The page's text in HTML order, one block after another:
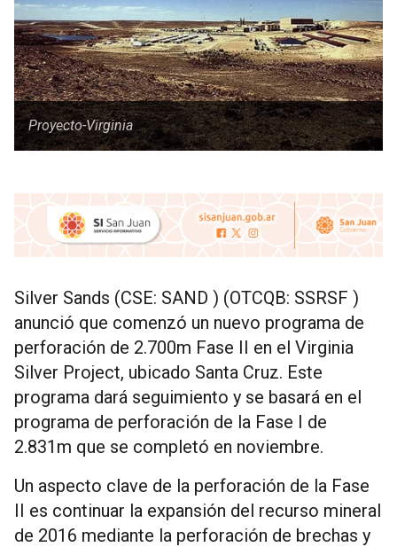
Proyecto-Virginia
Silver Sands (CSE: SAND ) (OTCQB: SSRSF )
anunció que comenzó un nuevo programa de
perforación de 2.700m Fase II en el Virginia
Silver Project, ubicado Santa Cruz. Este
programa dará seguimiento y se basará en el
programa de perforación de la Fase I de
2.831m que se completó en noviembre.
Un aspecto clave de la perforación de la Fase
II es continuar la expansión del recurso mineral
de 2016 mediante la perforación de brechas y